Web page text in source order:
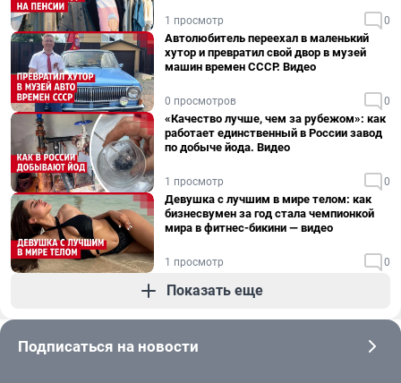
1 просмотр 0
Автолюбитель переехал в маленький
хутор и превратил свой двор в музей
машин времен СССР. Видео
0 просмотров 0
«Качество лучше, чем за рубежом»: как
работает единственный в России завод
по добыче йода. Видео
1 просмотр 0
Девушка с лучшим в мире телом: как
бизнесвумен за год стала чемпионкой
мира в фитнес-бикини — видео
1 просмотр 0
Показать еще
Подписаться на новости